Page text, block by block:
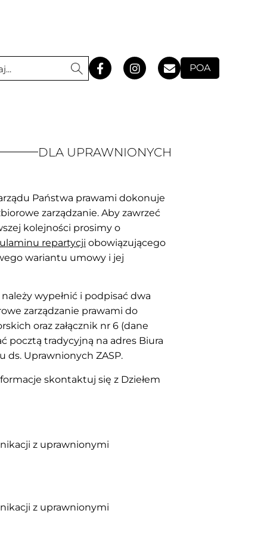
POA
DLA UPRAWNIONYCH
Państwa prawami dokonuje
zarządzanie. Aby zawrzeć
kolejności prosimy o
repartycji obowiązującego
wariantu umowy i jej
wypełnić i podpisać dwa
zarządzanie prawami do
oraz załącznik nr 6 (dane
pocztą tradycyjną na adres Biura
ds. Uprawnionych ZASP.
skontaktuj się z Dziełem
z uprawnionymi
z uprawnionymi